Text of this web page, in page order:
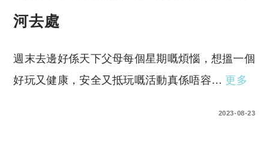
河去處
週末去邊好係天下父母每個星期嘅煩惱，想搵一個
好玩又健康，安全又抵玩嘅活動真係唔容… 更多
2023-08-23